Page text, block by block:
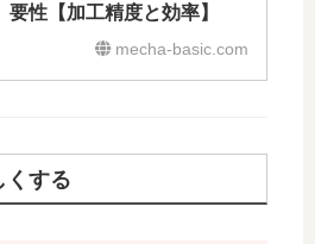
要性【加工精度と効率】
mecha-basic.com
くする